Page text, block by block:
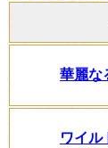
華麗な
ワイル